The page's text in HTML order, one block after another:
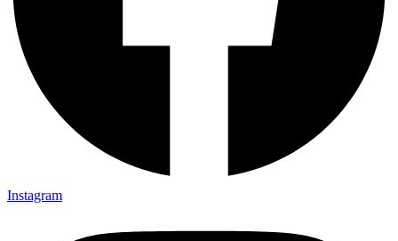
Instagram